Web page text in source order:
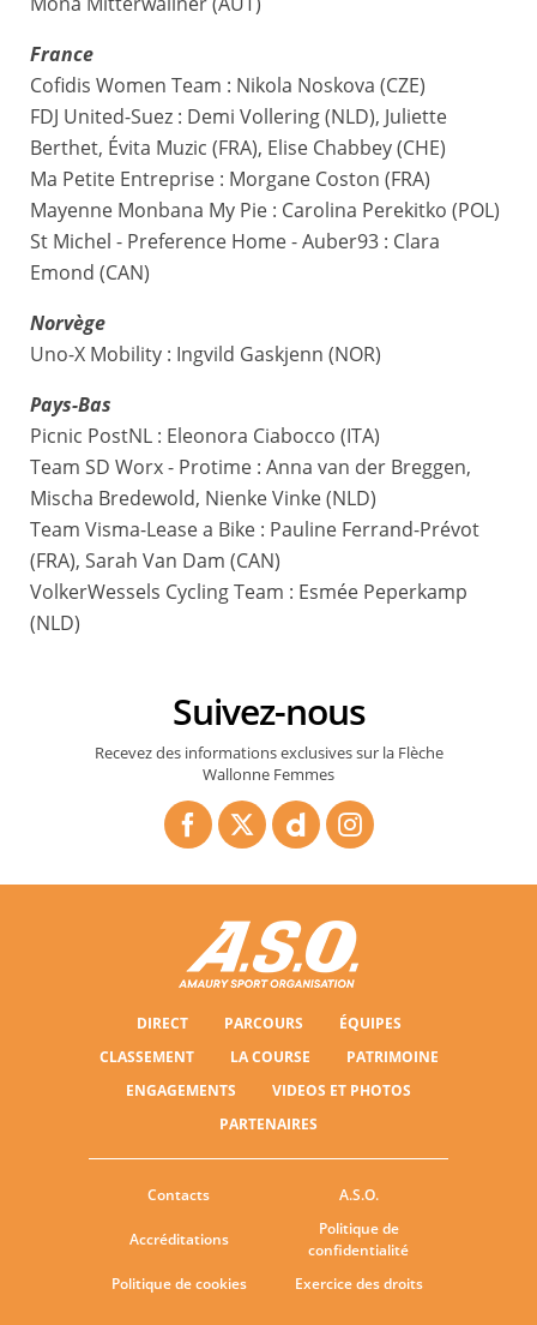
France
Cofidis Women Team : Nikola Noskova (CZE)
FDJ United-Suez : Demi Vollering (NLD), Juliette
Berthet, Évita Muzic (FRA), Elise Chabbey (CHE)
Ma Petite Entreprise : Morgane Coston (FRA)
Mayenne Monbana My Pie : Carolina Perekitko (POL)
St Michel - Preference Home - Auber93 : Clara
Emond (CAN)
Norvège
Uno-X Mobility : Ingvild Gaskjenn (NOR)
Pays-Bas
Picnic PostNL : Eleonora Ciabocco (ITA)
Team SD Worx - Protime : Anna van der Breggen,
Mischa Bredewold, Nienke Vinke (NLD)
Team Visma-Lease a Bike : Pauline Ferrand-Prévot
(FRA), Sarah Van Dam (CAN)
VolkerWessels Cycling Team : Esmée Peperkamp
(NLD)
Suivez-nous
Recevez des informations exclusives sur la Flèche
Wallonne Femmes
DIRECT PARCOURS
ÉQUIPES
CLASSEMENT
LA COURSE
PATRIMOINE
ENGAGEMENTS
VIDEOS ET PHOTOS
PARTENAIRES
Contacts A.S.O.
Accréditations
Politique de
confidentialité
Politique de cookies
Exercice des droits